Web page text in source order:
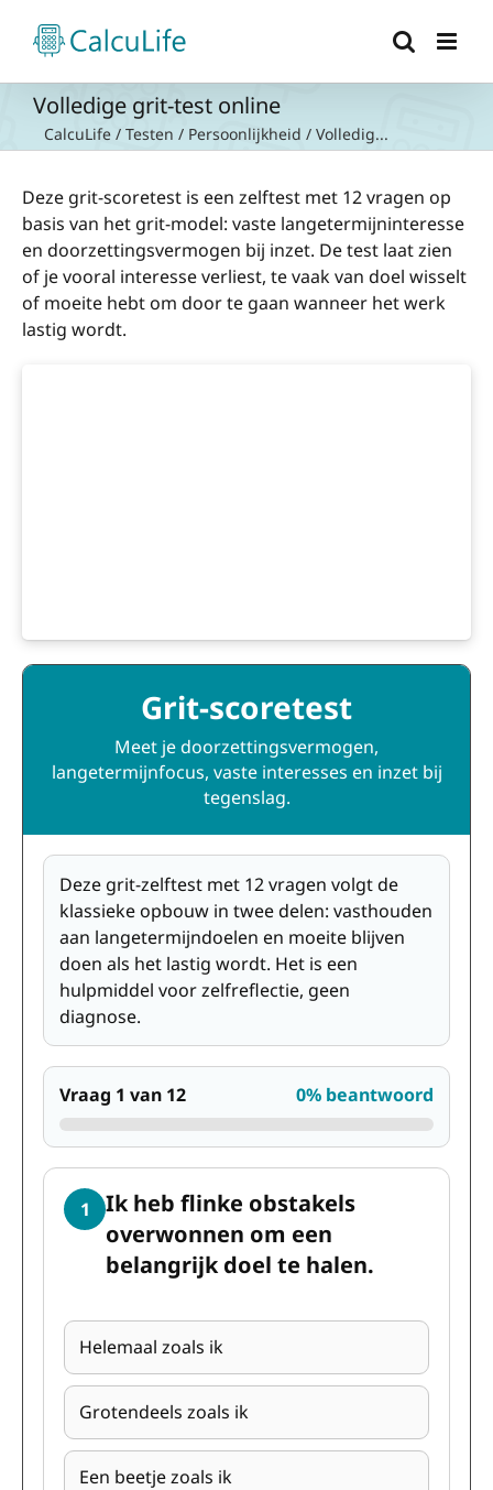
naar
inhoud
Volledige grit-test online
CalcuLife / Testen / Persoonlijkheid / Volledig...
Deze grit-scoretest is een zelftest met 12 vragen op
basis van het grit-model: vaste langetermijninteresse
en doorzettingsvermogen bij inzet. De test laat zien
of je vooral interesse verliest, te vaak van doel wisselt
of moeite hebt om door te gaan wanneer het werk
lastig wordt.
Grit-scoretest
Meet je doorzettingsvermogen,
langetermijnfocus, vaste interesses en inzet bij
tegenslag.
Deze grit-zelftest met 12 vragen volgt de
klassieke opbouw in twee delen: vasthouden
aan langetermijndoelen en moeite blijven
doen als het lastig wordt. Het is een
hulpmiddel voor zelfreflectie, geen
diagnose.
Vraag 1 van 12 0% beantwoord
1
Ik heb flinke obstakels
overwonnen om een
belangrijk doel te halen.
Helemaal zoals ik
Grotendeels zoals ik
Een beetje zoals ik